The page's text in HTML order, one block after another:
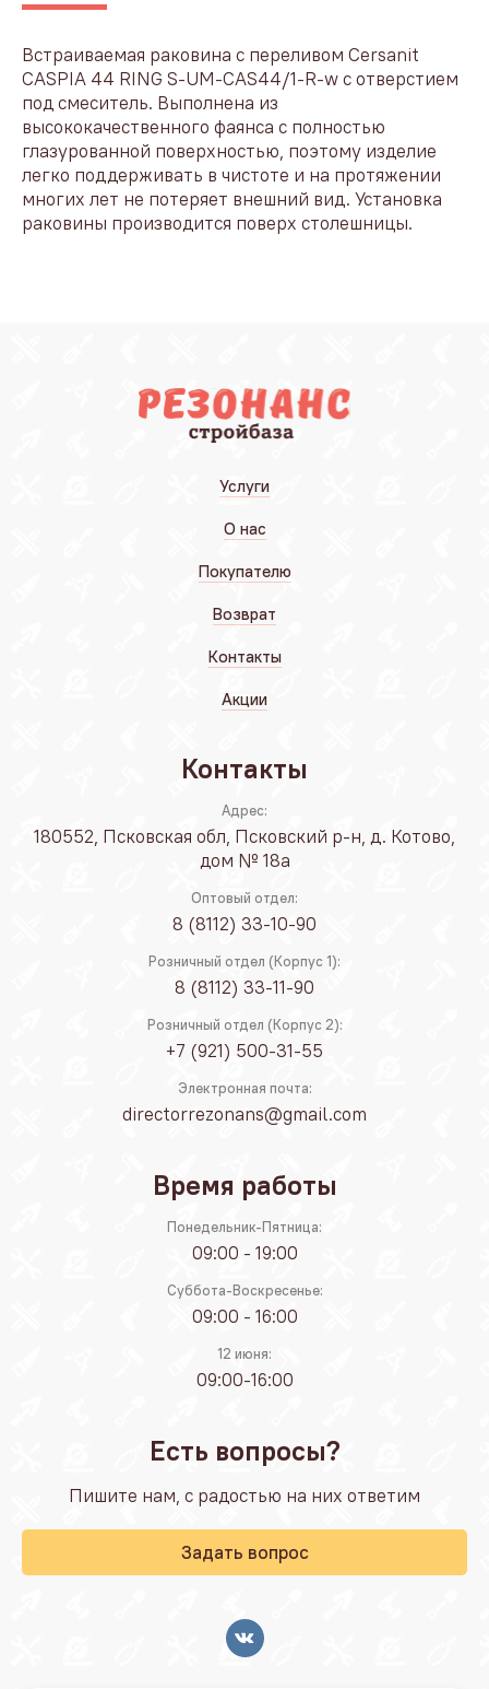
Встраиваемая раковина с переливом Cersanit
CASPIA 44 RING S-UM-CAS44/1-R-w с отверстием
под смеситель. Выполнена из
высококачественного фаянса с полностью
глазурованной поверхностью, поэтому изделие
легко поддерживать в чистоте и на протяжении
многих лет не потеряет внешний вид. Установка
раковины производится поверх столешницы.
Услуги
О нас
Покупателю
Возврат
Контакты
Акции
Контакты
Адрес:
180552, Псковская обл, Псковский р-н, д. Котово,
дом № 18а
Оптовый отдел:
8 (8112) 33-10-90
Розничный отдел (Корпус 1):
8 (8112) 33-11-90
Розничный отдел (Корпус 2):
+7 (921) 500-31-55
Электронная почта:
directorrezonans@gmail.com
Время работы
Понедельник-Пятница:
09:00 - 19:00
Суббота-Воскресенье:
09:00 - 16:00
12 июня:
09:00-16:00
Есть вопросы?
Пишите нам, с радостью на них ответим
Задать вопрос